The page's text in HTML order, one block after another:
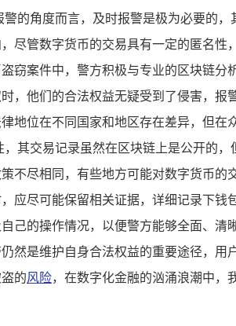
的角度而言，及时报警是极为必要的
尽管数字货币的交易具有一定的匿名
窃案件中，警方积极与专业的区块链
，他们的合法权益无疑受到了侵害，
地位在不同国家和地区存在差异，但
其交易记录虽然在区块链上是公开的
不尽相同，有些地方可能对数字货币
应尽可能保留相关证据，详细记录下
己的操作情况，以便警方能够全面、
然是维护自身合法权益的重要途径，
的风险，在数字化金融的汹涌浪潮中，